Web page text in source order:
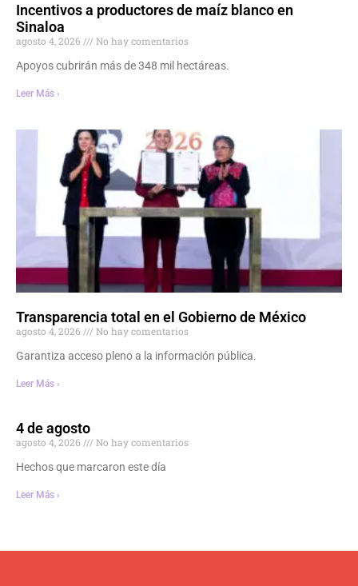
Incentivos a productores de maíz blanco en
Sinaloa
agosto 4, 2026
No hay comentarios
Apoyos cubrirán más de 348 mil hectáreas.
Leer Más ›
Transparencia total en el Gobierno de México
agosto 4, 2026
No hay comentarios
Garantiza acceso pleno a la información pública.
Leer Más ›
4 de agosto
agosto 4, 2026
No hay comentarios
Hechos que marcaron este día
Leer Más ›